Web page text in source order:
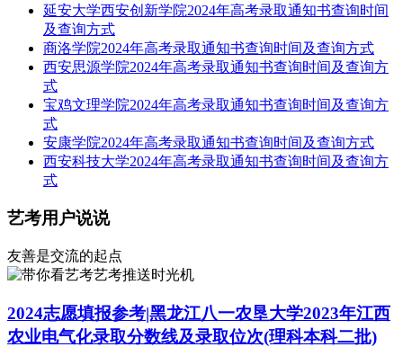
延安大学西安创新学院2024年高考录取通知书查询时间
及查询方式
商洛学院2024年高考录取通知书查询时间及查询方式
西安思源学院2024年高考录取通知书查询时间及查询方
式
宝鸡文理学院2024年高考录取通知书查询时间及查询方
式
安康学院2024年高考录取通知书查询时间及查询方式
西安科技大学2024年高考录取通知书查询时间及查询方
式
艺考用户说说
友善是交流的起点
艺考推送时光机
2024志愿填报参考|黑龙江八一农垦大学2023年江西
农业电气化录取分数线及录取位次(理科本科二批)